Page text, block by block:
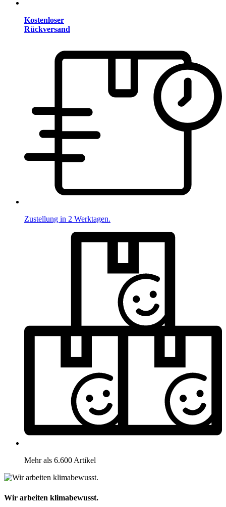
Kostenloser
Rückversand
Zustellung in 2 Werktagen.
Mehr als 6.600 Artikel
Wir arbeiten klimabewusst.